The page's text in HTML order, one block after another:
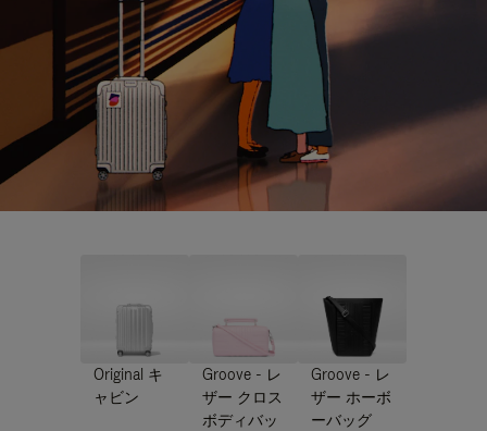
Original キ
ャビン
Groove - レ
ザー クロス
ボディバッ
Groove - レ
ザー ホーボ
ーバッグ